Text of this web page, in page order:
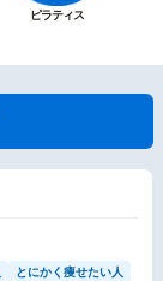
ピラティス
とにかく痩せたい人